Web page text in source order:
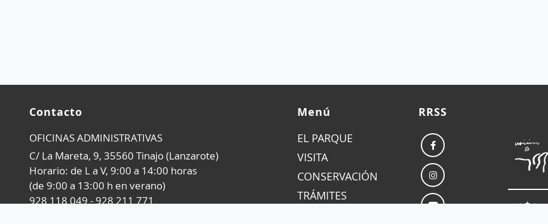
Contacto
OFICINAS ADMINISTRATIVAS
C/ La Mareta, 9, 35560 Tinajo (Lanzarote)
Horario: de L a V, 9:00 a 14:00 horas
(de 9:00 a 13:00 h en verano)
928 118 049 - 928 211 771
Menú
EL PARQUE
VISITA
CONSERVACIÓN
TRÁMITES
RRSS